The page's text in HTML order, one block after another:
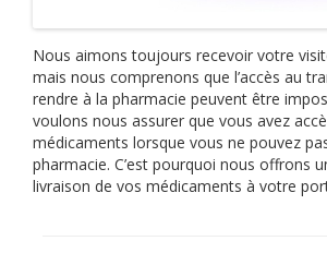
Nous aimons toujours recevoir votre
mais nous comprenons que l’accès au
rendre à la pharmacie peuvent être
voulons nous assurer que vous avez
médicaments lorsque vous ne pouvez
pharmacie. C’est pourquoi nous offrons
livraison de vos médicaments à votre